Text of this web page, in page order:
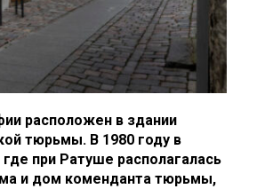
расположен в здании
тюрьмы. В 1980 году в
где при Ратуше располагалась
и дом коменданта тюрьмы,